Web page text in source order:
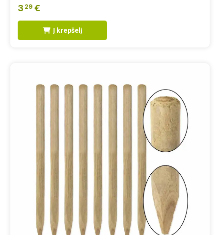
3 29 €
Į krepšelį